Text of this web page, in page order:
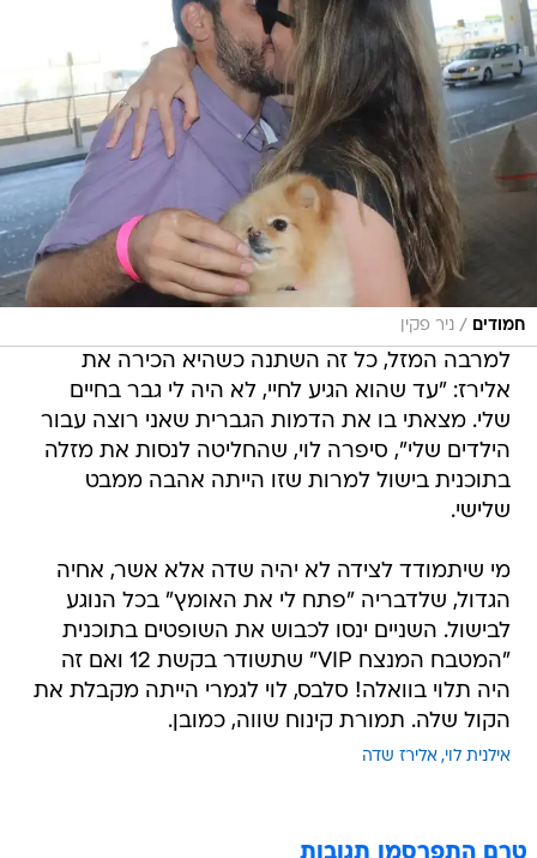
חמודים / ניר פקין
למרבה המזל, כל זה השתנה כשהיא הכירה את
אלירז: "עד שהוא הגיע לחיי, לא היה לי גבר בחיים
שלי. מצאתי בו את הדמות הגברית שאני רוצה עבור
הילדים שלי", סיפרה לוי, שהחליטה לנסות את מזלה
בתוכנית בישול למרות שזו הייתה אהבה ממבט
שלישי.
מי שיתמודד לצידה לא יהיה שדה אלא אשר, אחיה
הגדול, שלדבריה "פתח לי את האומץ" בכל הנוגע
לבישול. השניים ינסו לכבוש את השופטים בתוכנית
"המטבח המנצח VIP" שתשודר בקשת 12 ואם זה
היה תלוי בוואלה! סלבס, לוי לגמרי הייתה מקבלת את
הקול שלה. תמורת קינוח שווה, כמובן.
אילנית לוי אלירז שדה